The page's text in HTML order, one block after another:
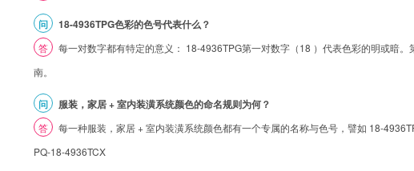
问 18-4936TPG色彩的色号代表什么？
答
每一对数字都有特定的意义： 18-4936TPG第一对数字（18 ）代表色彩的明或暗
南。
问 服装，家居 + 室内装潢系统颜色的命名规则为何？
答
每一种服装，家居 + 室内装潢系统颜色都有一个专属的名称与色号，譬如 18-
PQ-18-4936TCX